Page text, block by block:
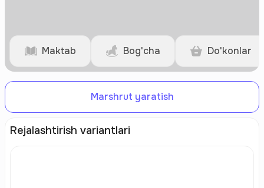
Maktab Bog'cha Do'konlar
Marshrut yaratish
Rejalashtirish variantlari